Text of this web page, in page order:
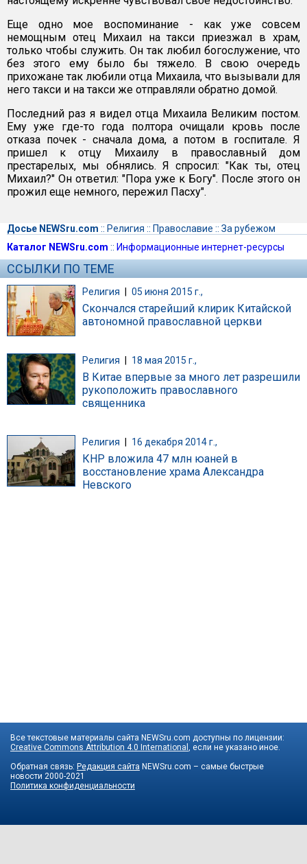
Еще одно мое воспоминание - как уже совсем
немощным отец Михаил на такси приезжал в храм,
только чтобы служить. Он так любил богослужение, что
без этого ему было бы тяжело. В свою очередь
прихожане так любили отца Михаила, что вызывали для
него такси и на такси же отправляли обратно домой.
Последний раз я видел отца Михаила Великим постом.
Ему уже где-то года полтора очищали кровь после
отказа почек - сначала дома, а потом в госпитале. Я
пришел к отцу Михаилу в православный дом
престарелых, мы обнялись. Я спросил: "Как ты, отец
Михаил?" Он ответил: "Пора уже к Богу". После этого он
прожил еще немного, пережил Пасху".
Досье NEWSru.com :: Религия :: Православие :: За рубежом
Каталог NEWSru.com :: Информационные интернет-ресурсы
ССЫЛКИ ПО ТЕМЕ
Религия | 05 июня 2015 г.,
Скончался старейший клирик Китайской
автономной православной церкви
Религия 18 мая 2015 г.,
В Китае впервые за много лет разрешили
рукоположить православного
священника
Религия 16 декабря 2014 г.,
КНР вложила 47 млн юаней в
восстановление храма Александра
Невского
Все текстовые материалы сайта NEWSru.com доступны по лицензии:
Creative Commons Attribution 4.0 International , если не указано иное.
Обратная связь: Редакция сайта NEWSru.com – самые быстрые
новости 2000-2021
Политика конфиденциальности